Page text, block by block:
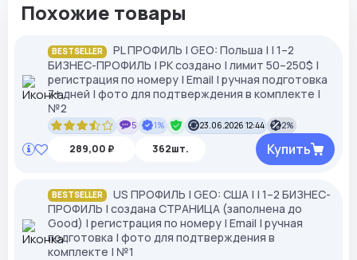
Похожие товары
BESTSELLER
PL ПРОФИЛЬ | GEO: Польша | | 1–2
БИЗНЕС-ПРОФИЛЬ | РК создано | лимит 50–250$ |
регистрация по номеру | Email | ручная подготовка
7+ дней | фото для подтверждения в комплекте |
№2
5 1% 23.06.2026 12:44 2%
289,00 ₽ 362шт. Купить
BESTSELLER
US ПРОФИЛЬ | GEO: США | | 1–2 БИЗНЕС-
ПРОФИЛЬ | создана СТРАНИЦА (заполнена до
Good) | регистрация по номеру | Email | ручная
подготовка | фото для подтверждения в
комплекте | №1